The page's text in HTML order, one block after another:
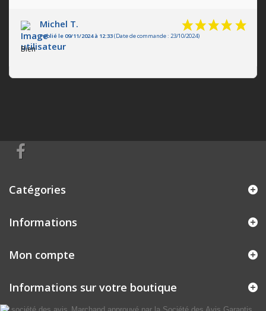
Michel T.
Publié le 09/11/2024 à 12:33(Date de commande : 23/10/2024)
Bien
Catégories
Informations
Mon compte
Informations sur votre boutique